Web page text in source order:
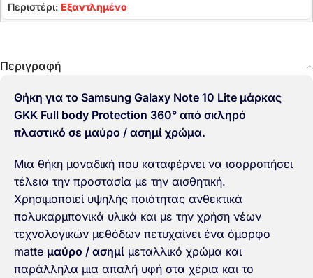
Περιστέρι: Εξαντλημένο
Περιγραφή
Θήκη για το Samsung Galaxy Note 10 Lite μάρκας
GKK Full body Protection 360° από σκληρό
πλαστικό σε μαύρο / ασημί χρώμα.
Μια θήκη μοναδική που καταφέρνει να ισορροπήσει
τέλεια την προστασία με την αισθητική.
Χρησιμοποιεί υψηλής ποιότητας ανθεκτικά
πολυκαρμπονικά υλικά και με την χρήση νέων
τεχνολογικών μεθόδων πετυχαίνει ένα όμορφο
matte μαύρο / ασημί μεταλλικό χρώμα και
παράλληλα μια απαλή υφή στα χέρια και το